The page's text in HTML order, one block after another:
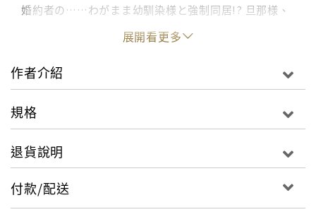
婚約者の……わがまま幼馴染様と強制同居!? 旦那様、
展開看更多
作者介紹
規格
退貨說明
付款/配送